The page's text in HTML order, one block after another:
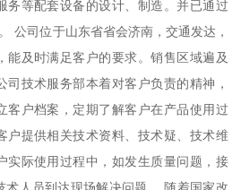
务等配套设备的设计、制造。并已通过
公司位于山东省省会济南，交通发达，
能及时满足客户的要求。销售区域遍及
司技术服务部本着对客户负责的精神，
客户档案，定期了解客户在产品使用过
户提供相关技术资料、技术疑、技术维
实际使用过程中，如发生质量问题，接
术人员到达现场解决问题。 随着国家改